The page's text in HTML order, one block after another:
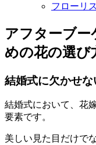
フローリ
アフターブー
めの花の選び
結婚式に欠かせな
結婚式において、花
要素です。
美しい見た目だけで